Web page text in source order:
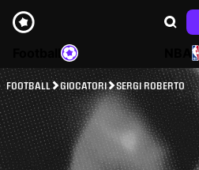
NBA
FOOTBALL GIOCATORI SERGI ROBERTO